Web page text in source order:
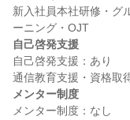
新入社員本社研修・グ
自己啓発支援
自己啓発支援：あり
メンター制度